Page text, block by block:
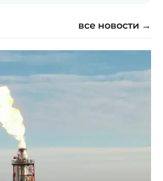
все новости →